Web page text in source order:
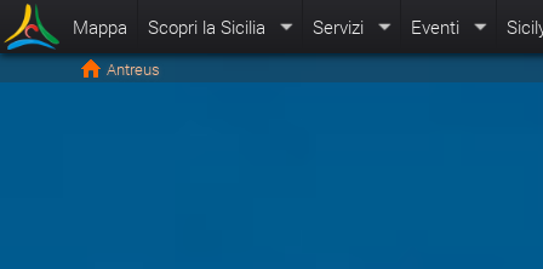
Mappa Scopri la Sicilia Servizi Eventi
Antreus